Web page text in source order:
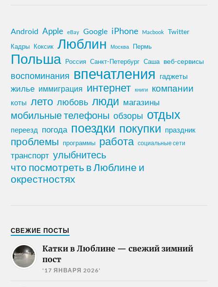
Android Apple eBay Google iPhone Macbook Twitter
Кадры Коксик Люблин Москва Пермь
Польша Россия Санкт-Петербург Саша веб-сервисы
воспоминания впечатления гаджеты
жилье иммиграция интернет книги компании
коты лето любовь люди магазины
мобильные телефоны обзоры отдых
переезд погода поездки покупки праздник
проблемы программы работа социальные сети
транспорт улыбнитесь
что посмотреть в Люблине и
окрестностях
СВЕЖИЕ ПОСТЫ
Катки в Люблине — свежий зимний
пост
'17 ЯНВАРЯ 2026'